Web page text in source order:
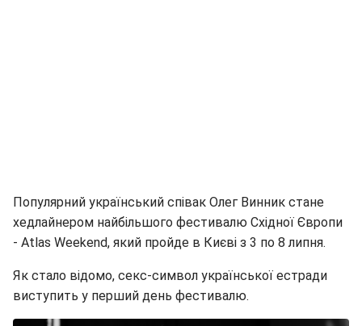
Популярний український співак Олег Винник стане
хедлайнером найбільшого фестивалю Східної Європи
- Atlas Weekend, який пройде в Києві з 3 по 8 липня.
Як стало відомо, секс-символ української естради
виступить у перший день фестивалю.